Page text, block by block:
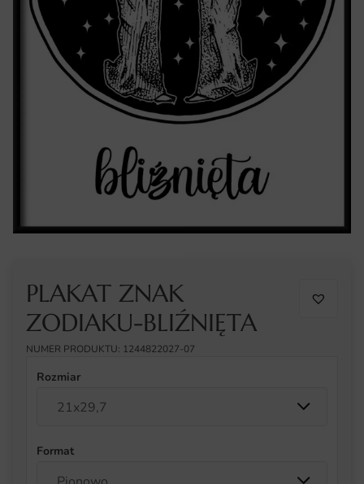
PLAKAT ZNAK
ZODIAKU-BLIŹNIĘTA
NUMER PRODUKTU: 1244822027-07
Rozmiar
Format